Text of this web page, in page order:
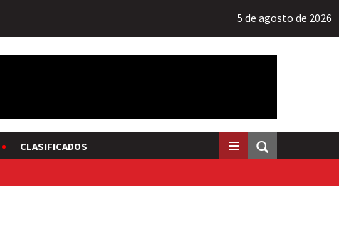
5 de agosto de 2026
CLASIFICADOS